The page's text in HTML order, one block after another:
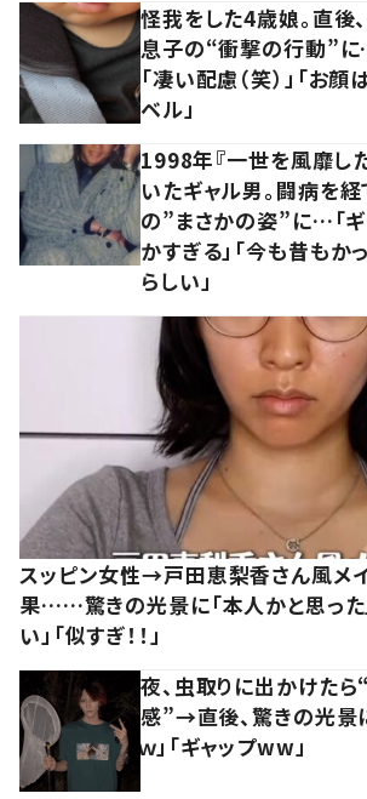
怪我をした4歳娘。直後
息子の“衝撃の行動”
「凄い配慮（笑）」「お
ベル」
1998年『一世を風靡し
いたギャル男。闘病を
の”まさかの姿”に…「ギャ
かすぎる」「今も昔もか
らしい」
スッピン女性→戸田恵梨香さん風メ
果……驚きの光景に「本人かと思った
い」「似すぎ！！」
夜、虫取りに出かけた
感”→直後、驚きの光景
ｗ」「ギャップww」